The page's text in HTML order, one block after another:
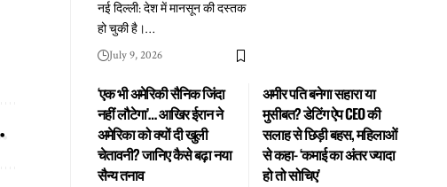
नई दिल्ली: देश में मानसून की दस्तक
हो चुकी है।…
July 9, 2026
‘एक भी अमेरिकी सैनिक जिंदा
नहीं लौटेगा’… आखिर ईरान ने
अमेरिका को क्यों दी खुली
चेतावनी? जानिए कैसे बढ़ा नया
सैन्य तनाव
अमीर पति बनेगा सहारा या
मुसीबत? डेटिंग ऐप CEO की
सलाह से छिड़ी बहस, महिलाओं
से कहा- ‘कमाई का अंतर ज्यादा
हो तो सोचिए’